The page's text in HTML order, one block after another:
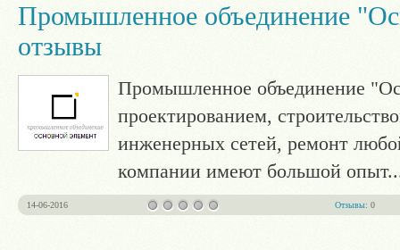
Промышленное объединение
отзывы
Промышленное объединение
проектированием,
инженерных сетей, ремонт
компании имеют большой опыт
14-06-2016 Отзывы: 0